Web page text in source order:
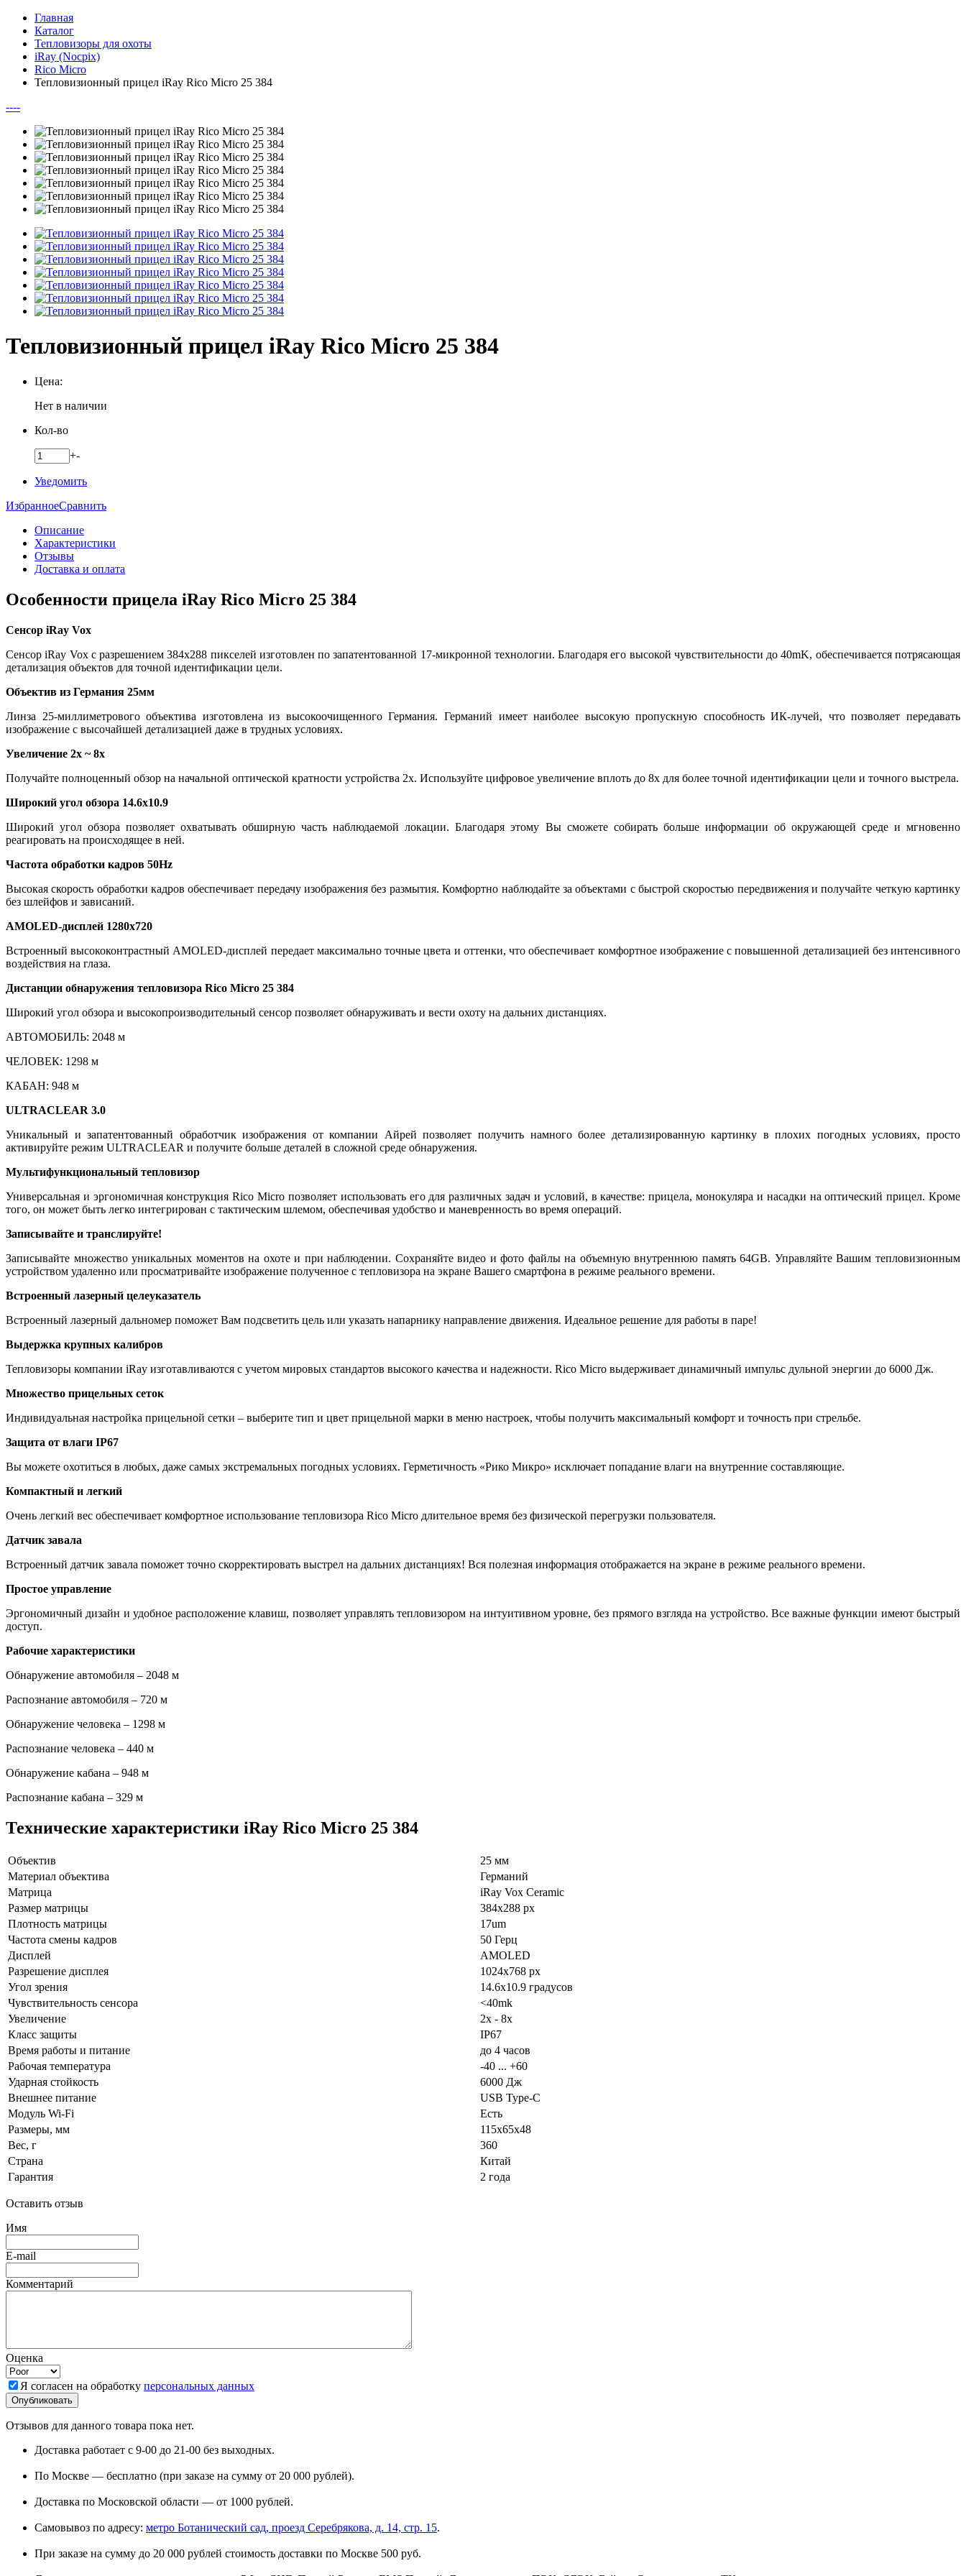
Главная
Каталог
Тепловизоры для охоты
iRay (Nocpix)
Rico Micro
Тепловизионный прицел iRay Rico Micro 25 384
----
Тепловизионный прицел iRay Rico Micro 25 384
Цена:
Нет в наличии
Кол-во
+-
Уведомить
ИзбранноеСравнить
Описание
Характеристики
Отзывы
Доставка и оплата
Особенности прицела iRay Rico Micro 25 384
Сенсор iRay Vox
Сенсор iRay Vox с разрешением 384x288 пикселей изготовлен по запатентованной 17-микронной технологии. Благодаря его высокой чувствительности до 40mK, обеспечивается потрясающая
детализация объектов для точной идентификации цели.
Объектив из Германия 25мм
Линза 25-миллиметрового объектива изготовлена из высокоочищенного Германия. Германий имеет наиболее высокую пропускную способность ИК-лучей, что позволяет передавать
изображение с высочайшей детализацией даже в трудных условиях.
Увеличение 2x ~ 8x
Получайте полноценный обзор на начальной оптической кратности устройства 2x. Используйте цифровое увеличение вплоть до 8х для более точной идентификации цели и точного выстрела.
Широкий угол обзора 14.6x10.9
Широкий угол обзора позволяет охватывать обширную часть наблюдаемой локации. Благодаря этому Вы сможете собирать больше информации об окружающей среде и мгновенно
реагировать на происходящее в ней.
Частота обработки кадров 50Hz
Высокая скорость обработки кадров обеспечивает передачу изображения без размытия. Комфортно наблюдайте за объектами с быстрой скоростью передвижения и получайте четкую картинку
без шлейфов и зависаний.
AMOLED-дисплей 1280x720
Встроенный высококонтрастный AMOLED-дисплей передает максимально точные цвета и оттенки, что обеспечивает комфортное изображение с повышенной детализацией без интенсивного
воздействия на глаза.
Дистанции обнаружения тепловизора Rico Micro 25 384
Широкий угол обзора и высокопроизводительный сенсор позволяет обнаруживать и вести охоту на дальних дистанциях.
АВТОМОБИЛЬ: 2048 м
ЧЕЛОВЕК: 1298 м
КАБАН: 948 м
ULTRACLEAR 3.0
Уникальный и запатентованный обработчик изображения от компании Айрей позволяет получить намного более детализированную картинку в плохих погодных условиях, просто
активируйте режим ULTRACLEAR и получите больше деталей в сложной среде обнаружения.
Мультифункциональный тепловизор
Универсальная и эргономичная конструкция Rico Micro позволяет использовать его для различных задач и условий, в качестве: прицела, монокуляра и насадки на оптический прицел. Кроме
того, он может быть легко интегрирован с тактическим шлемом, обеспечивая удобство и маневренность во время операций.
Записывайте и транслируйте!
Записывайте множество уникальных моментов на охоте и при наблюдении. Сохраняйте видео и фото файлы на объемную внутреннюю память 64GB. Управляйте Вашим тепловизионным
устройством удаленно или просматривайте изображение полученное с тепловизора на экране Вашего смартфона в режиме реального времени.
Встроенный лазерный целеуказатель
Встроенный лазерный дальномер поможет Вам подсветить цель или указать напарнику направление движения. Идеальное решение для работы в паре!
Выдержка крупных калибров
Тепловизоры компании iRay изготавливаются с учетом мировых стандартов высокого качества и надежности. Rico Micro выдерживает динамичный импульс дульной энергии до 6000 Дж.
Множество прицельных сеток
Индивидуальная настройка прицельной сетки – выберите тип и цвет прицельной марки в меню настроек, чтобы получить максимальный комфорт и точность при стрельбе.
Защита от влаги IP67
Вы можете охотиться в любых, даже самых экстремальных погодных условиях. Герметичность «Рико Микро» исключает попадание влаги на внутренние составляющие.
Компактный и легкий
Очень легкий вес обеспечивает комфортное использование тепловизора Rico Micro длительное время без физической перегрузки пользователя.
Датчик завала
Встроенный датчик завала поможет точно скорректировать выстрел на дальних дистанциях! Вся полезная информация отображается на экране в режиме реального времени.
Простое управление
Эргономичный дизайн и удобное расположение клавиш, позволяет управлять тепловизором на интуитивном уровне, без прямого взгляда на устройство. Все важные функции имеют быстрый
доступ.
Рабочие характеристики
Обнаружение автомобиля – 2048 м
Распознание автомобиля – 720 м
Обнаружение человека – 1298 м
Распознание человека – 440 м
Обнаружение кабана – 948 м
Распознание кабана – 329 м
Технические характеристики iRay Rico Micro 25 384
Объектив
25 мм
Материал объектива
Германий
Матрица
iRay Vox Ceramic
Размер матрицы
384x288 px
Плотность матрицы
17um
Частота смены кадров
50 Герц
Дисплей
AMOLED
Разрешение дисплея
1024x768 px
Угол зрения
14.6x10.9 градусов
Чувствительность сенсора
<40mk
Увеличение
2x - 8x
Класс защиты
IP67
Время работы и питание
до 4 часов
Рабочая температура
-40 ... +60
Ударная стойкость
6000 Дж
Внешнее питание
USB Type-C
Модуль Wi-Fi
Есть
Размеры, мм
115x65x48
Вес, г
360
Страна
Китай
Гарантия
2 года
Оставить отзыв
Имя
E-mail
Комментарий
Оценка
Я согласен на обработку персональных данных
Отзывов для данного товара пока нет.
Доставка работает с 9-00 до 21-00 без выходных.
По Москве — бесплатно (при заказе на сумму от 20 000 рублей).
Доставка по Московской области — от 1000 рублей.
Самовывоз по адресу: метро Ботанический сад, проезд Серебрякова, д. 14, стр. 15.
При заказе на сумму до 20 000 рублей стоимость доставки по Москве 500 руб.